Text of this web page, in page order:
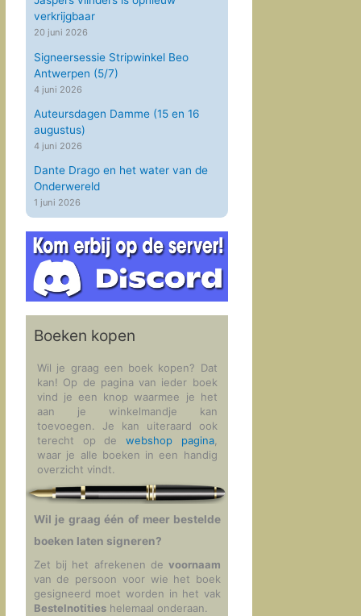
verkrijgbaar
20 juni 2026
Signeersessie Stripwinkel Beo
Antwerpen (5/7)
4 juni 2026
Auteursdagen Damme (15 en 16
augustus)
4 juni 2026
Dante Drago en het water van de
Onderwereld
1 juni 2026
Boeken kopen
Wil je graag een boek kopen? Dat
kan! Op de pagina van ieder boek
vind je een knop waarmee je het
aan je winkelmandje kan
toevoegen. Je kan uiteraard ook
terecht op dewebshop pagina,
waar je alle boeken in een handig
overzicht vindt.
Wil je graag één of meer bestelde
boeken laten signeren?
Zet bij het afrekenen devoornaam
van de persoon voor wie het boek
gesigneerd moet worden in het vak
Bestelnotitieshelemaal onderaan.